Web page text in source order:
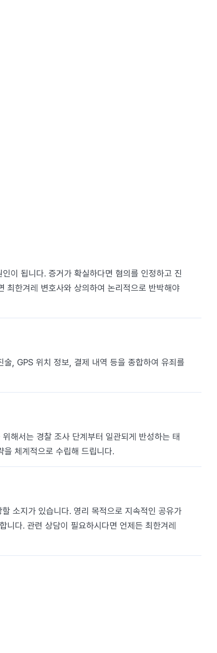
이 됩니다. 증거가 확실하다면 혐의를 인정하고 진
최한겨레 변호사와 상의하여 논리적으로 반박해야
, GPS 위치 정보, 결제 내역 등을 종합하여 유죄를
해서는 경찰 조사 단계부터 일관되게 반성하는 태
체계적으로 수립해 드립니다.
소지가 있습니다. 영리 목적으로 지속적인 공유가
다. 관련 상담이 필요하시다면 언제든 최한겨레